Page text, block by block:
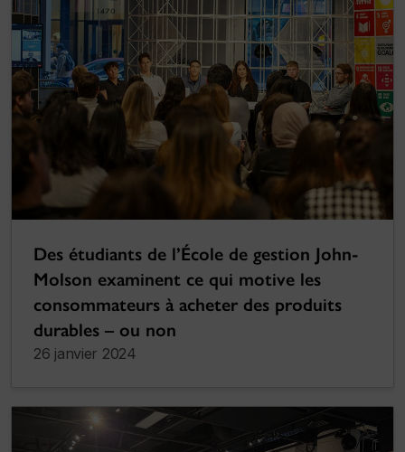
Des étudiants de l’École de gestion John-
Molson examinent ce qui motive les
consommateurs à acheter des produits
durables – ou non
26 janvier 2024